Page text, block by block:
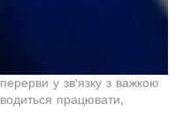
у зв'язку з важкою
працювати,